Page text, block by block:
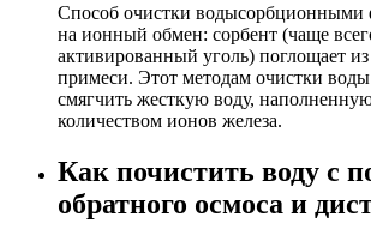
Способ очистки водысорбционными
на ионный обмен: сорбент (чаще
активированный уголь) поглощает
примеси. Этот методам очистки воды
смягчить жесткую воду,
количеством ионов железа.
Как почистить воду с
обратного осмоса и